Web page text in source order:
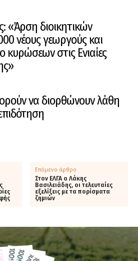
«Άρση διοικητικών
νέους γεωργούς και
κυρώσεων στις Ενιαίες
να διορθώνουν λάθη
Επόμενο άρθρο
Στον ΕΛΓΑ ο Λάκης
Βασιλειάδης, οι τελευταίες
εξελίξεις με τα πορίσματα
ζημιών